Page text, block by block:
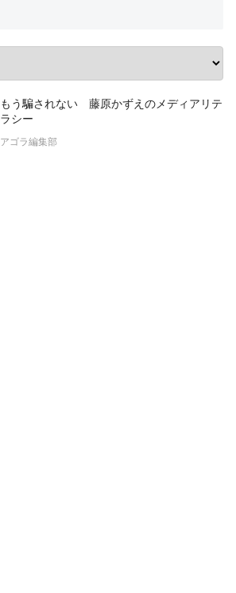
もう騙されない 藤原かずえのメディアリテ
ラシー
アゴラ編集部